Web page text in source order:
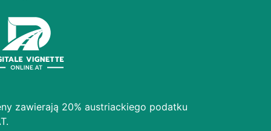
zawierają 20% austriackiego podatku